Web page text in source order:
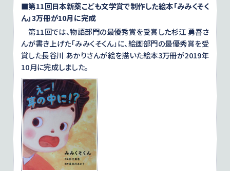
■第11回日本新薬こども文学賞で制作した絵本「みみくそく
ん」3万冊が10月に完成
第11回では、物語部門の最優秀賞を受賞した杉江 勇吾さ
んが書き上げた「みみくそくん」に、絵画部門の最優秀賞を受
賞した長谷川 あかりさんが絵を描いた絵本3万冊が2019年
10月に完成しました。